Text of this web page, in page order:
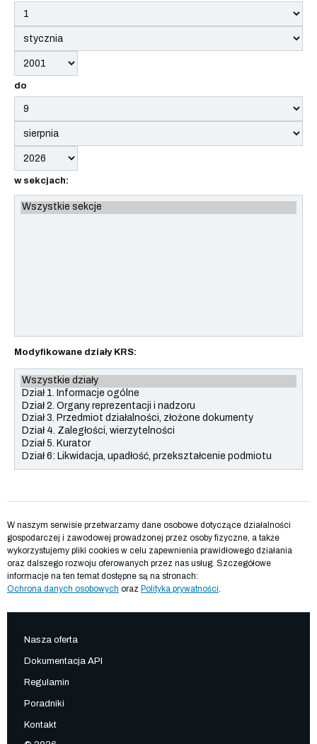
do
w sekcjach:
Modyfikowane działy KRS:
W naszym serwisie przetwarzamy dane osobowe dotyczące działalności
gospodarczej i zawodowej prowadzonej przez osoby fizyczne, a także
wykorzystujemy pliki cookies w celu zapewnienia prawidłowego działania
oraz dalszego rozwoju oferowanych przez nas usług. Szczegółowe
informacje na ten temat dostępne są na stronach:
Ochrona danych osobowych oraz Polityka prywatności
Nasza oferta
Dokumentacja API
Regulamin
Poradniki
Kontakt